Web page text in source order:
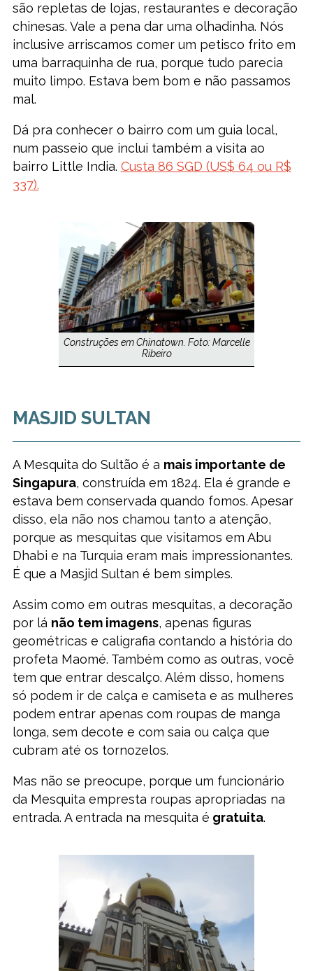
são repletas de lojas, restaurantes e decoração
chinesas. Vale a pena dar uma olhadinha. Nós
inclusive arriscamos comer um petisco frito em
uma barraquinha de rua, porque tudo parecia
muito limpo. Estava bem bom e não passamos
mal.
Dá pra conhecer o bairro com um guia local,
num passeio que inclui também a visita ao
bairro Little India. Custa 86 SGD (US$ 64 ou R$
337).
Construções em Chinatown. Foto: Marcelle
Ribeiro
MASJID SULTAN
A Mesquita do Sultão é a mais importante de
Singapura, construída em 1824. Ela é grande e
estava bem conservada quando fomos. Apesar
disso, ela não nos chamou tanto a atenção,
porque as mesquitas que visitamos em Abu
Dhabi e na Turquia eram mais impressionantes.
É que a Masjid Sultan é bem simples.
Assim como em outras mesquitas, a decoração
por lá não tem imagens, apenas figuras
geométricas e caligrafia contando a história do
profeta Maomé. Também como as outras, você
tem que entrar descalço. Além disso, homens
só podem ir de calça e camiseta e as mulheres
podem entrar apenas com roupas de manga
longa, sem decote e com saia ou calça que
cubram até os tornozelos.
Mas não se preocupe, porque um funcionário
da Mesquita empresta roupas apropriadas na
entrada. A entrada na mesquita é gratuita.